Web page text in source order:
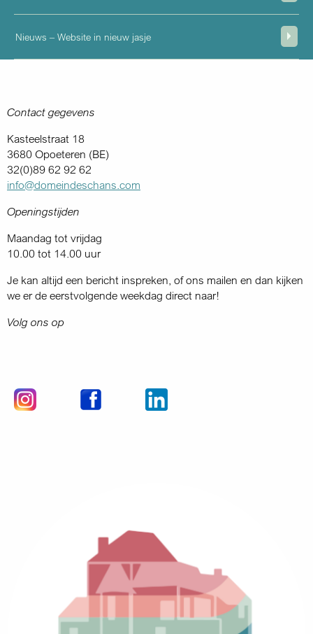
Nieuws – Website in nieuw jasje
Contact gegevens
Kasteelstraat 18
3680 Opoeteren (BE)
32(0)89 62 92 62
info@domeindeschans.com
Openingstijden
Maandag tot vrijdag
10.00 tot 14.00 uur
Je kan altijd een bericht inspreken, of ons mailen en dan kijken
we er de eerstvolgende weekdag direct naar!
Volg ons op